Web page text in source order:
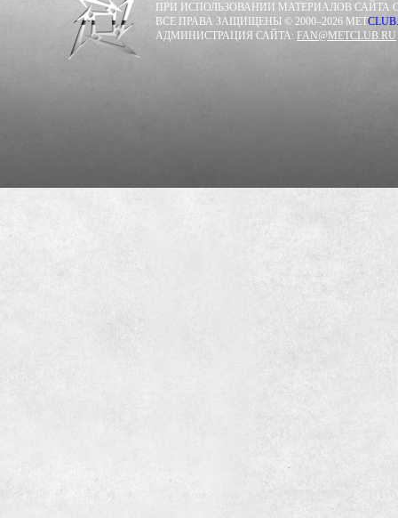
ПРИ ИСПОЛЬЗОВАНИИ МАТЕРИАЛОВ САЙТА
ВСЕ ПРАВА ЗАЩИЩЕНЫ © 2000–2026 METCLUB.
АДМИНИСТРАЦИЯ САЙТА: FAN@METCLUB.RU